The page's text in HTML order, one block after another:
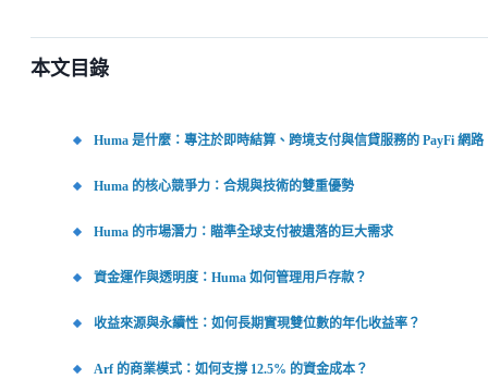
本文目錄
Huma 是什麼：專注於即時結算、跨境支付與信貸服務的 PayFi 網路
Huma 的核心競爭力：合規與技術的雙重優勢
Huma 的市場潛力：瞄準全球支付被遺落的巨大需求
資金運作與透明度：Huma 如何管理用戶存款？
收益來源與永續性：如何長期實現雙位數的年化收益率？
Arf 的商業模式：如何支撐 12.5% 的資金成本？